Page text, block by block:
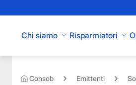
Chi siamo Risparmiatori
Consob Emittenti